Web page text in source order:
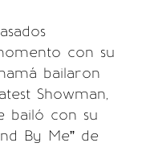
con su
bailaron
Showman,
bailó con su
By Me” de